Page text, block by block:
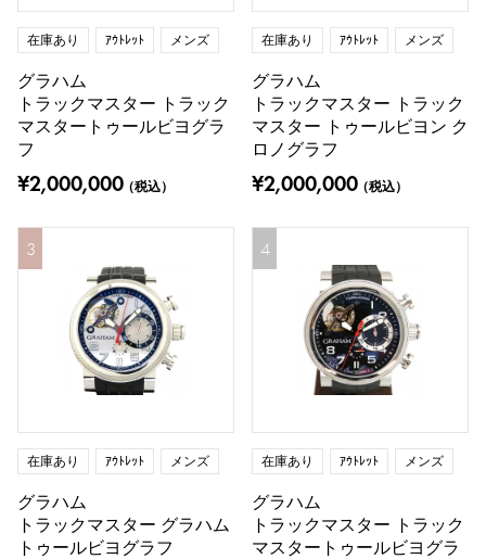
在庫あり ｱｳﾄﾚｯﾄ メンズ
グラハム
トラックマスター トラック
マスタートゥールビヨグラ
フ
¥2,000,000（税込）
在庫あり ｱｳﾄﾚｯﾄ メンズ
グラハム
トラックマスター トラック
マスター トゥールビヨン ク
ロノグラフ
¥2,000,000（税込）
3
在庫あり ｱｳﾄﾚｯﾄ メンズ
グラハム
トラックマスター グラハム
トゥールビヨグラフ
4
在庫あり ｱｳﾄﾚｯﾄ メンズ
グラハム
トラックマスター トラック
マスタートゥールビヨグラ